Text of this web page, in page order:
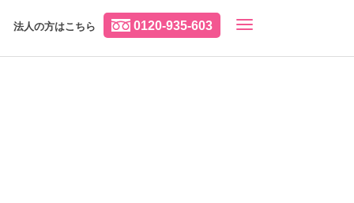
0120-935-603
法人の方はこちら